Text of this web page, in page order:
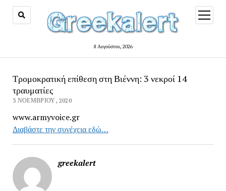
8 Αυγούστου, 2026
open
menu
Τρομοκρατική επίθεση στη Βιέννη: 3 νεκροί 14
τραυματίες
3 ΝΟΕΜΒΡΊΟΥ, 2020
www.armyvoice.gr
Διαβάστε την συνέχεια εδώ…
greekalert